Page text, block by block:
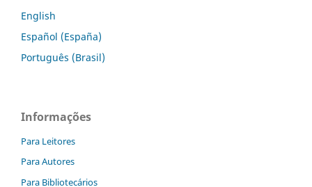
English
Español (España)
Português (Brasil)
Informações
Para Leitores
Para Autores
Para Bibliotecários